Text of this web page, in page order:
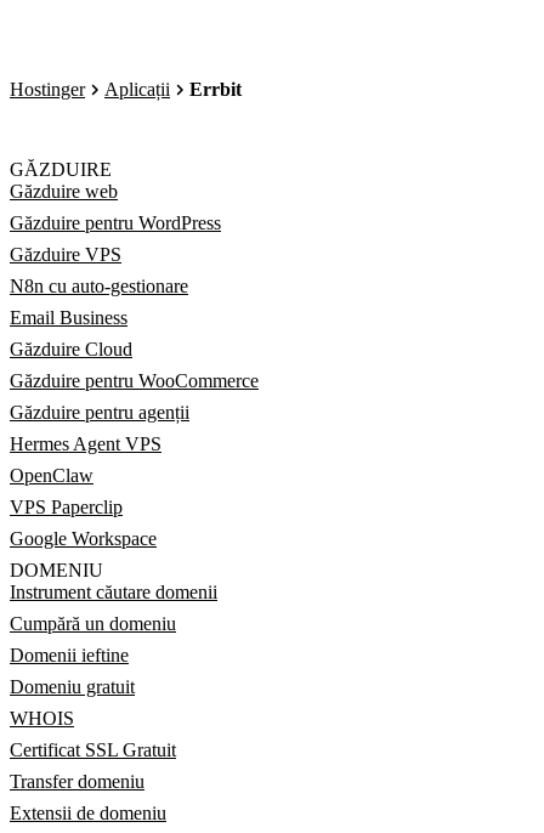
Hostinger Aplicații Errbit
GĂZDUIRE
Găzduire web
Găzduire pentru WordPress
Găzduire VPS
N8n cu auto-gestionare
Email Business
Găzduire Cloud
Găzduire pentru WooCommerce
Găzduire pentru agenții
Hermes Agent VPS
OpenClaw
VPS Paperclip
Google Workspace
DOMENIU
Instrument căutare domenii
Cumpără un domeniu
Domenii ieftine
Domeniu gratuit
WHOIS
Certificat SSL Gratuit
Transfer domeniu
Extensii de domeniu